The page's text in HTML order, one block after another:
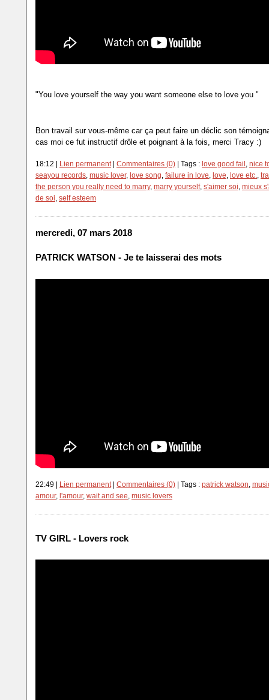
"You love yourself the way you want someone else to love you "
Bon travail sur vous-même car ça peut faire un déclic son
cas moi ce fut instructif drôle et poignant à la fois, merci Tracy :)
18:12 | Lien permanent| Commentaires (0) | Tags : love good fail , nice
seayou records, music lover, love song, failure in love, love, love etc.,
the person you really need to marry, marry yourself, s'aimer soi, mieux
de soi, self esteem
mercredi, 07 mars 2018
PATRICK WATSON - Je te laisserai des mots
22:49 | Lien permanent | Commentaires (0) | Tags : patrick watson
amour, l'amour, wait and see music lovers
TV GIRL - Lovers rock